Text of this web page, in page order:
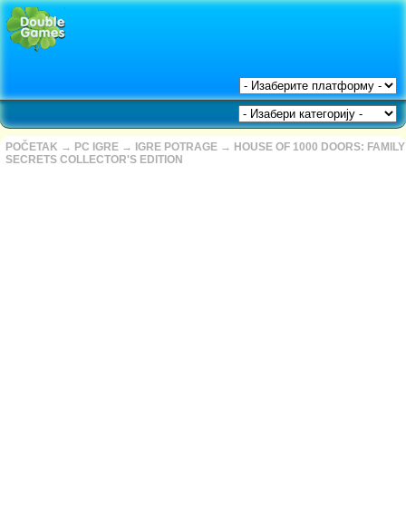
POČETAK → PC IGRE → IGRE POTRAGE → HOUSE OF 1000 DOORS: FAMILY
SECRETS COLLECTOR'S EDITION